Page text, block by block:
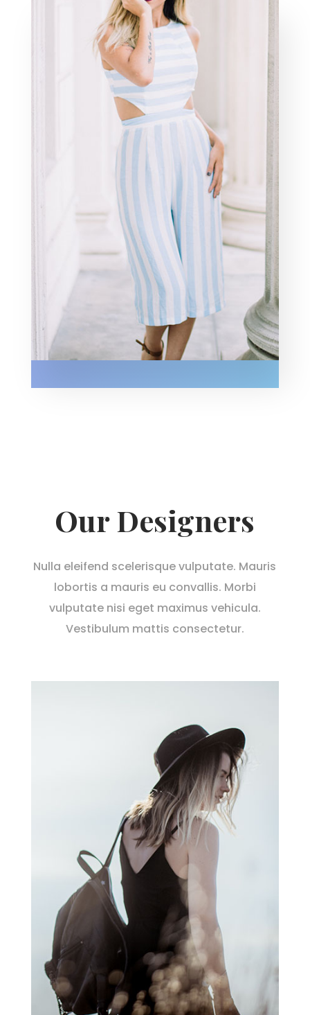
Our Designers
Nulla eleifend scelerisque vulputate. Mauris
lobortis a mauris eu convallis. Morbi
vulputate nisi eget maximus vehicula.
Vestibulum mattis consectetur.